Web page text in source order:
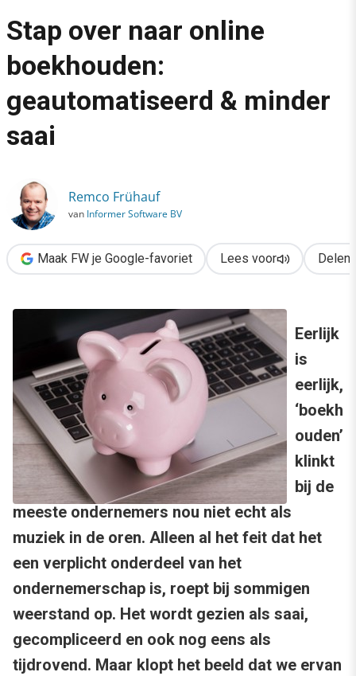
Marketing
›
Stap over naar online boekhouden: geautomatiseerd & minder
Stap over naar online
boekhouden:
geautomatiseerd & minder
saai
Remco Frühauf
van Informer Software BV
Maak FW je Google-favoriet Lees voor Delen
Eerlijk
is
eerlijk,
‘boekh
ouden’
klinkt
bij de
meeste ondernemers nou niet echt als
muziek in de oren. Alleen al het feit dat het
een verplicht onderdeel van het
ondernemerschap is, roept bij sommigen
weerstand op. Het wordt gezien als saai,
gecompliceerd en ook nog eens als
tijdrovend. Maar klopt het beeld dat we ervan